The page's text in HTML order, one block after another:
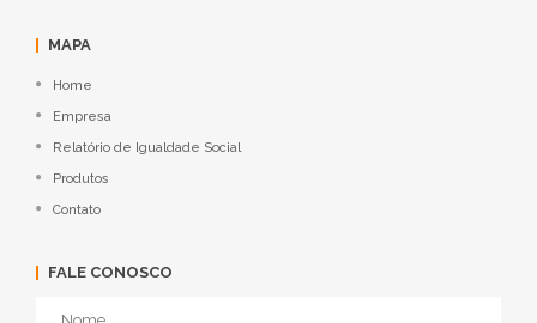
MAPA
Home
Empresa
Relatório de Igualdade Social
Produtos
Contato
FALE CONOSCO